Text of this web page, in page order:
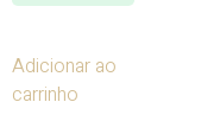
Adicionar ao
carrinho